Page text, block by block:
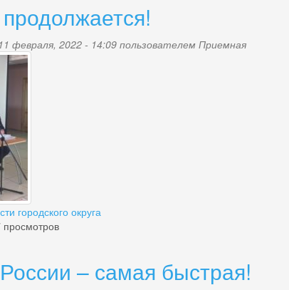
февраля, 2022 - 14:09 пользователем Приемная
городского округа
просмотров
– самая быстрая!